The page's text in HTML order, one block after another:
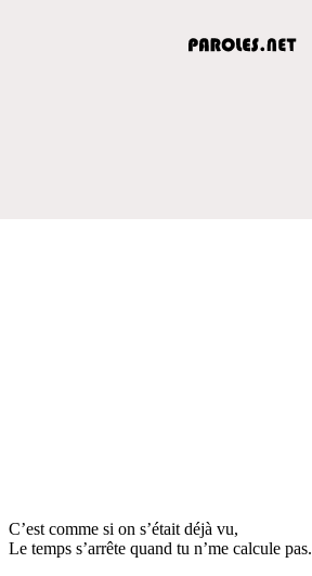
C’est comme si on s’était déjà vu,
Le temps s’arrête quand tu n’me calcule pas.